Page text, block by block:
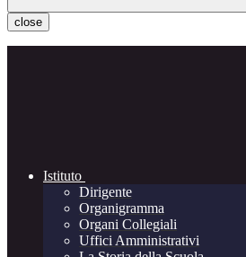
close
Istituto
Dirigente
Organigramma
Organi Collegiali
Uffici Amministrativi